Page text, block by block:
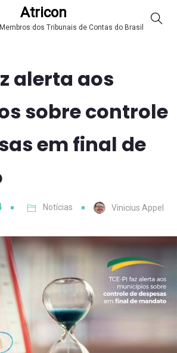
Atricon
dos Tribunais de Contas do Brasil
alerta aos
sobre controle
em final de
Notícias Vinicius Appel